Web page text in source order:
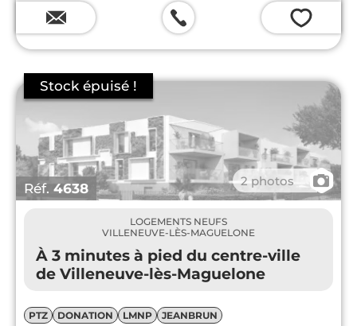
💗
Réf. 4638 2 photos 📷
LOGEMENTS NEUFS
VILLENEUVE-LÈS-MAGUELONE
À 3 minutes à pied du centre-ville
de Villeneuve-lès-Maguelone
PTZ DONATION LMNP JEANBRUN